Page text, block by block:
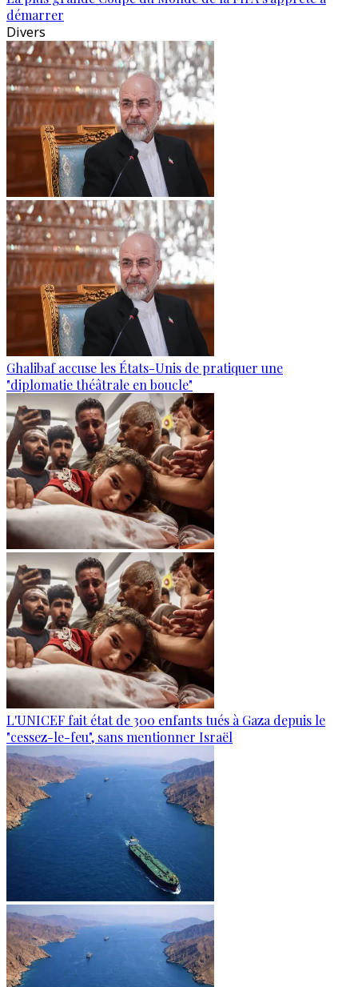
démarrer
Divers
Ghalibaf accuse les États-Unis de pratiquer une
"diplomatie théâtrale en boucle"
L'UNICEF fait état de 300 enfants tués à Gaza depuis le
"cessez-le-feu", sans mentionner Israël